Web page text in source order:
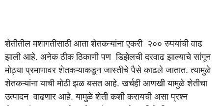
शेतीतील मशागतीसाठी आता शेतकऱ्यांना एकरी २०० रुपयांची वाढ
झाली आहे. अनेक ठीक ठिकाणी पण डिझेलची दरवाढ झाल्याचे सांगून
मोठ्या प्रमाणावर शेतकऱ्याकडून जास्तीचे पैसे काढले जातात. त्यामुळे
शेतकऱ्यांना याची मोठी झळ बसत आहे. खर्चही आणखी यामुळे शेतीचा
उत्पादन वाढणार आहे. यामुळे शेती कशी करायची असा प्रश्न